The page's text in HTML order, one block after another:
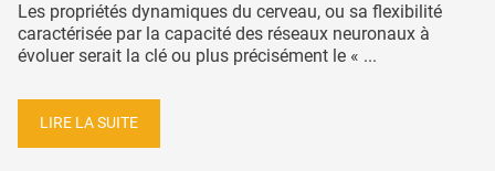
Les propriétés dynamiques du cerveau, ou sa flexibilité
caractérisée par la capacité des réseaux neuronaux à
évoluer serait la clé ou plus précisément le « ...
LIRE LA SUITE